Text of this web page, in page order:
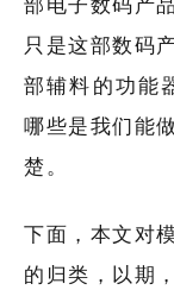
只是这部数码
部辅料的功能
哪些是我们能
楚。
下面，本文对
的归类，以期